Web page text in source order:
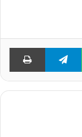
واتساب تيلقرام